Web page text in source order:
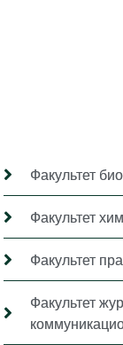
Факультет
Факультет
Факультет
Факультет